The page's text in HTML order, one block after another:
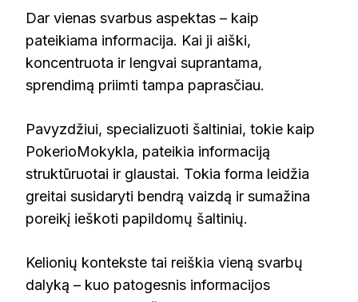
Dar vienas svarbus aspektas – kaip
pateikiama informacija. Kai ji aiški,
koncentruota ir lengvai suprantama,
sprendimą priimti tampa paprasčiau.
Pavyzdžiui, specializuoti šaltiniai, tokie kaip
PokerioMokykla, pateikia informaciją
struktūruotai ir glaustai. Tokia forma leidžia
greitai susidaryti bendrą vaizdą ir sumažina
poreikį ieškoti papildomų šaltinių.
Kelionių kontekste tai reiškia vieną svarbų
dalyką – kuo patogesnis informacijos